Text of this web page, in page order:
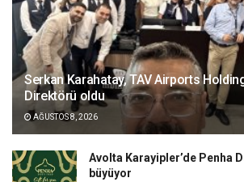
Serkan Karahatay, TAV Airports
Direktörü oldu
AĞUSTOS 8, 2026
Avolta Karayipler’de Penha
büyüyor